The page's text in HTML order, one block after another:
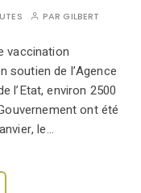
PARGILBERT
vaccination
soutien de l’Agence
l’Etat, environ 2500
ont été
le…